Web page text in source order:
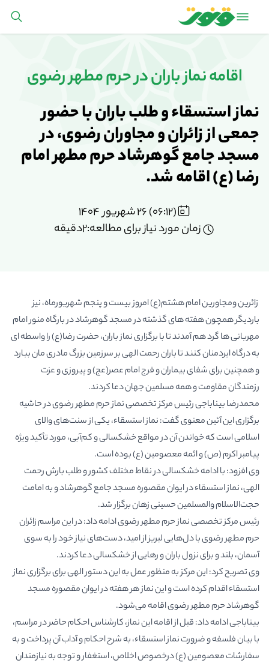
اقامه نماز باران در حرم مطهر رضوی
نماز استسقاء و طلب باران با حضور
جمعی از زائران و مجاوران رضوی، در
مسجد جامع گوهرشاد حرم مطهر امام
رضا (ع) اقامه شد.
(06:12) 26 شهریور 1404
زمان مورد نیاز برای مطالعه:2دقیقه
زائرین ومجاورین امام هشتم(ع) امروز بیست و پنجم شهریورماه، نیز
باردیگر همچون هفته های گذشته در مسجد گوهرشاد در بارگاه منور امام
مهربانی ها گرد هم آمدند تا با برگزاری نماز باران، حضرت رضا(ع) را واسطه ای
به درگاه ایردمنان کنند تا باران رحمت الهی بر سرزمین بزرگ مادری مان ببارد
و همچنین برای شفای بیماران و فرج امام عصر(عج) و پیروزی و عزت
رزمندگان مقاومت و همه مسلمین جهان دعا کردند.
محمدرضا بیناباجی رئیس مرکز تخصصی نماز حرم مطهر رضوی در حاشیه
برگزاری این آئین معنوی گفت: نماز استسقاء، یکی از سنت‌های والای
اسلامی است که خواندن آن در مواقع خشکسالی و کم‌آبی، مورد تأکید ویژه
پیامبر اکرم (ص) و ائمه معصومین (ع) بوده است.
وی افزود: با ادامه خشکسالی در نقاط مختلف کشور و طلب بارش رحمت
الهی، نماز استسقاء در ایوان مقصوره مسجد جامع گوهرشاد و به امامت
حجت‌الاسلام والمسلمین حسینی زهان برگزار شد.
رئیس مرکز تخصصی نماز حرم مطهر رضوی ادامه داد: در این مراسم زائران
حرم مطهر رضوی با دل‌هایی لبریز از امید، دست‌های نیاز خود را به سوی
آسمان، بلند و برای نزول باران و رهایی از خشکسالی دعا کردند.
وی تصریح کرد: این مرکز به منظور عمل به این دستور الهی برای برگزاری نماز
استسقاء اقدام کرده است و این نماز هر هفته در ایوان مقصوره مسجد
گوهرشاد حرم مطهر رضوی اقامه می‌شود.
بیناباجی ادامه داد: قبل از اقامه این نماز، کارشناس احکام حاضر در مراسم،
با بیان فلسفه و ضرورت نماز استسقاء، به شرح احکام و آداب آن پرداخت و به
سفارشات معصومین (ع) درخصوص اخلاص، استغفار و توجه به نیازمندان